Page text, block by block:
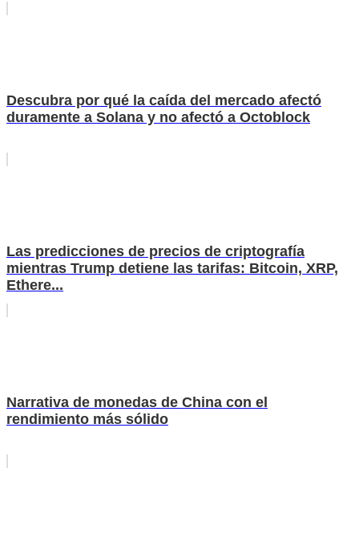
Descubra por qué la caída del mercado afectó
duramente a Solana y no afectó a Octoblock
Las predicciones de precios de criptografía
mientras Trump detiene las tarifas: Bitcoin, XRP,
Ethere...
Narrativa de monedas de China con el
rendimiento más sólido